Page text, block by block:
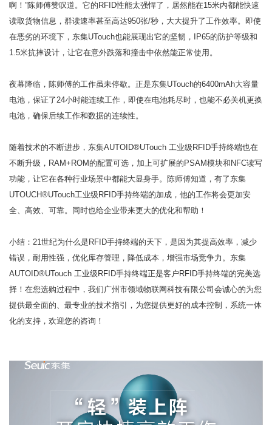
啊！”陈师傅赞叹道。它的RFID性能太强悍了，居然能在15米内都能快速
读取货物信息，群读速率甚至高达950张/秒，大大提升了工作效率。即使
在恶劣的环境下，东集UTouch也能展现出它的坚韧，IP65的防护等级和
1.5米抗摔设计，让它在意外跌落和撞击中依然能正常使用。
夜幕降临，陈师傅的工作虽未停歇。正是东集UTouch的6400mAh大容量
电池，保证了24小时能连续工作，即使在电池耗尽时，也能不必关机更换
电池，确保后续工作和数据的连续性。
随着技术的不断进步，东集AUTOID®UTouch 工业级RFID手持终端也在
不断升级，RAM+ROM的配置可选，加上可扩展的PSAM模块和NFC读写
功能，让它在各种行业场景中都能大显身手。陈师傅知道，有了东集
UTOUCH®UTouch工业级RFID手持终端的加成，他的工作将会更加安
全、高效、可靠。同时也给企业带来更大的优化和帮助！
小结：21世纪为什么是RFID手持终端的天下，是因为其提高效率，减少
错误，耐用性强，优化库存管理，降低成本，增强市场竞争力。东集
AUTOID®UTouch 工业级RFID手持终端正是客户RFID手持终端的完美选
择！在您选购过程中，我们广州市领域物联网科技有限公司会诚心的为您
提供最全面的、最专业的技术指引，为您提供更好的成本控制，系统一体
化的支持，欢迎您的咨询！